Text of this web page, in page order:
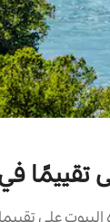
تقييمًا
على